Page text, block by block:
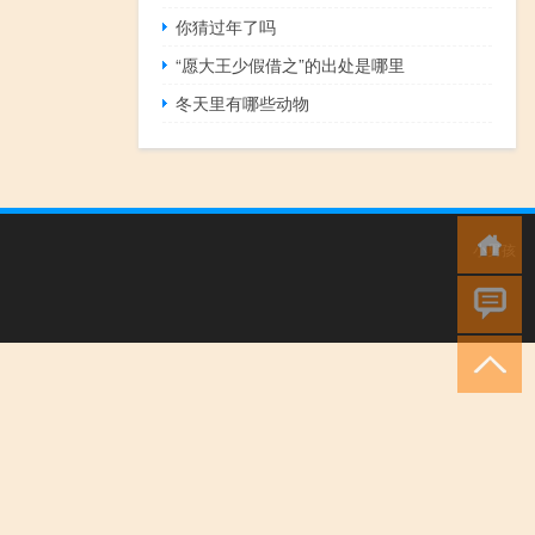
你猜过年了吗
“愿大王少假借之”的出处是哪里
冬天里有哪些动物
小男孩